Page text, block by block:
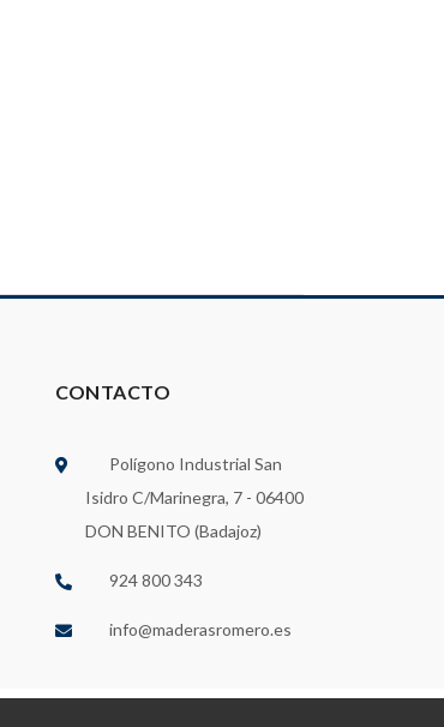
CONTACTO
Polígono Industrial San
Isidro C/Marinegra, 7 - 06400
DON BENITO (Badajoz)
924 800 343
info@maderasromero.es